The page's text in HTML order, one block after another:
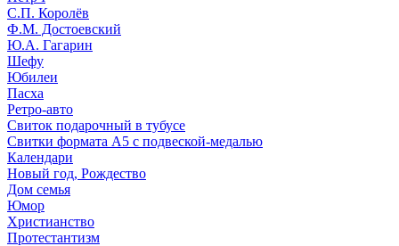
С.П. Королёв
Ф.М. Достоевский
Ю.А. Гагарин
Шефу
Юбилеи
Пасха
Ретро-авто
Свиток подарочный в тубусе
Свитки формата А5 с подвеской-медалью
Календари
Новый год, Рождество
Дом семья
Юмор
Христианство
Протестантизм